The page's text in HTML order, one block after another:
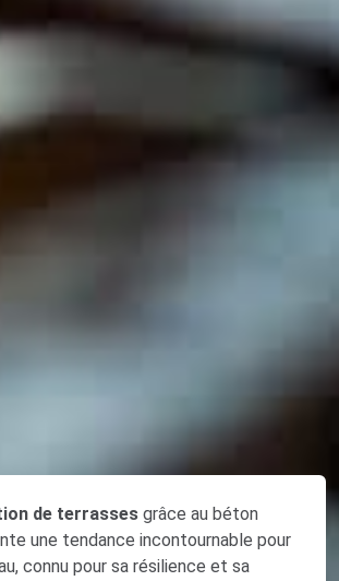
de terrasses grâce au béton
une tendance incontournable pour
connu pour sa résilience et sa